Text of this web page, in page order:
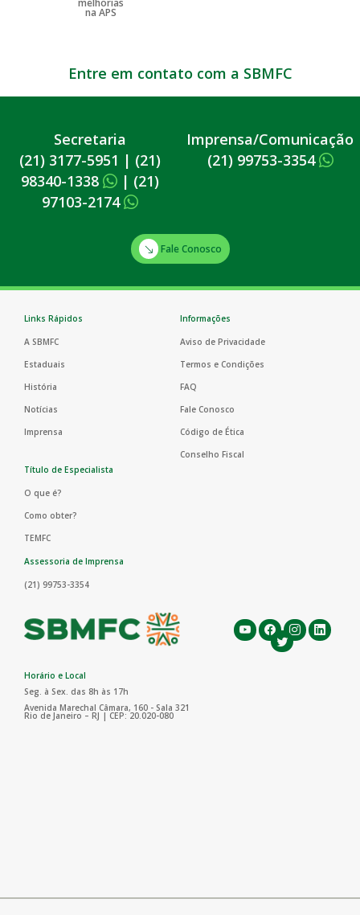
Entre em contato com a SBMFC
Secretaria
(21) 3177-5951 | (21)
98340-1338
| (21)
97103-2174
Imprensa/Comunicação
(21) 99753-3354
Fale Conosco
Links Rápidos
A SBMFC
Estaduais
História
Notícias
Imprensa
Informações
Aviso de Privacidade
Termos e Condições
FAQ
Fale Conosco
Código de Ética
Conselho Fiscal
Título de Especialista
O que é?
Como obter?
TEMFC
Assessoria de Imprensa
(21) 99753-3354
Horário e Local
Seg. à Sex. das 8h às 17h
Avenida Marechal Câmara, 160 - Sala 321
Rio de Janeiro – RJ | CEP: 20.020-080